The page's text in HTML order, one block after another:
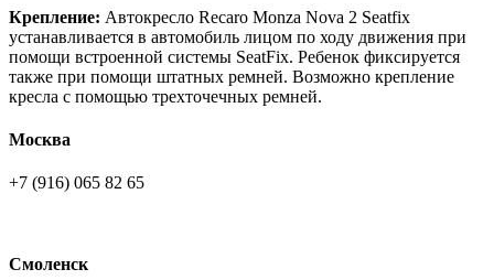
Крепление: Автокресло Recaro Monza Nova 2 Seatfix
устанавливается в автомобиль лицом по ходу движения при
помощи встроенной системы SeatFix. Ребенок фиксируется
также при помощи штатных ремней. Возможно крепление
кресла с помощью трехточечных ремней.
Москва
+7 (916) 065 82 65
Смоленск